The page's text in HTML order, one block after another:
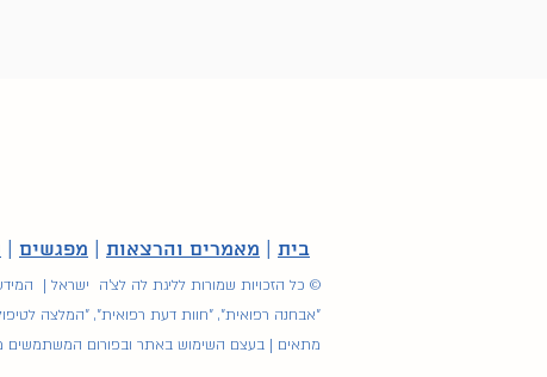
בית מאמרים והרצאות מפגשים
© כל הזכויות שמורות לליגת לה לצ'ה ישראל |
"אבחנה רפואית", "חוות דעת רפואית", "המלצה
מתאים | בעצם השימוש באתר ובפורום המשתמשים